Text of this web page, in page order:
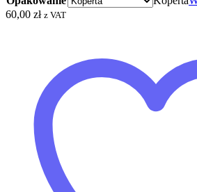
60,00 zł z VAT